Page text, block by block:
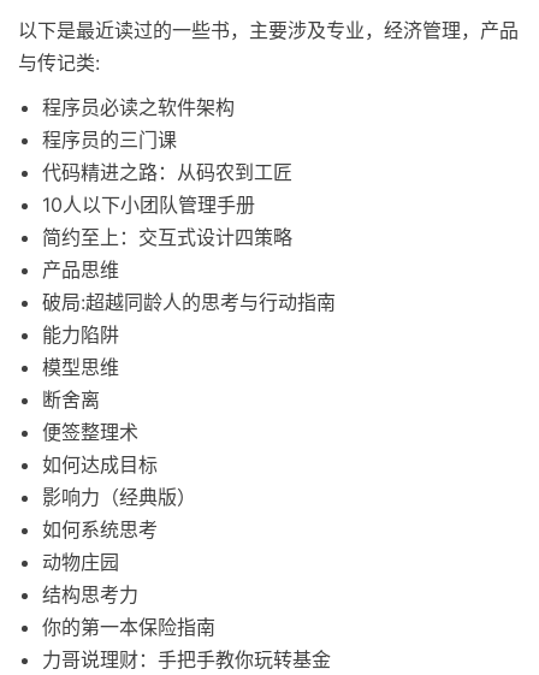
以下是最近读过的一些书，主要涉及专业，经济管理，产品
与传记类:
程序员必读之软件架构
程序员的三门课
代码精进之路：从码农到工匠
10人以下小团队管理手册
简约至上：交互式设计四策略
产品思维
破局:超越同龄人的思考与行动指南
能力陷阱
模型思维
断舍离
便签整理术
如何达成目标
影响力（经典版）
如何系统思考
动物庄园
结构思考力
你的第一本保险指南
力哥说理财：手把手教你玩转基金